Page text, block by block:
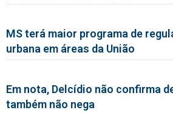
MS terá maior programa de
urbana em áreas da União
Em nota, Delcídio não confirma
também não nega